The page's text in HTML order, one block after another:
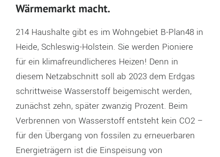
Wärmemarkt macht.
214 Haushalte gibt es im Wohngebiet B-Plan48 in
Heide, Schleswig-Holstein. Sie werden Pioniere
für ein klimafreundlicheres Heizen! Denn in
diesem Netzabschnitt soll ab 2023 dem Erdgas
schrittweise Wasserstoff beigemischt werden,
zunächst zehn, später zwanzig Prozent. Beim
Verbrennen von Wasserstoff entsteht kein CO2 –
für den Übergang von fossilen zu erneuerbaren
Energieträgern ist die Einspeisung von